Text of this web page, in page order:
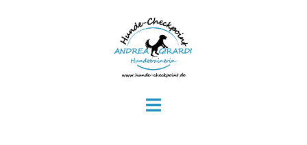
Menü